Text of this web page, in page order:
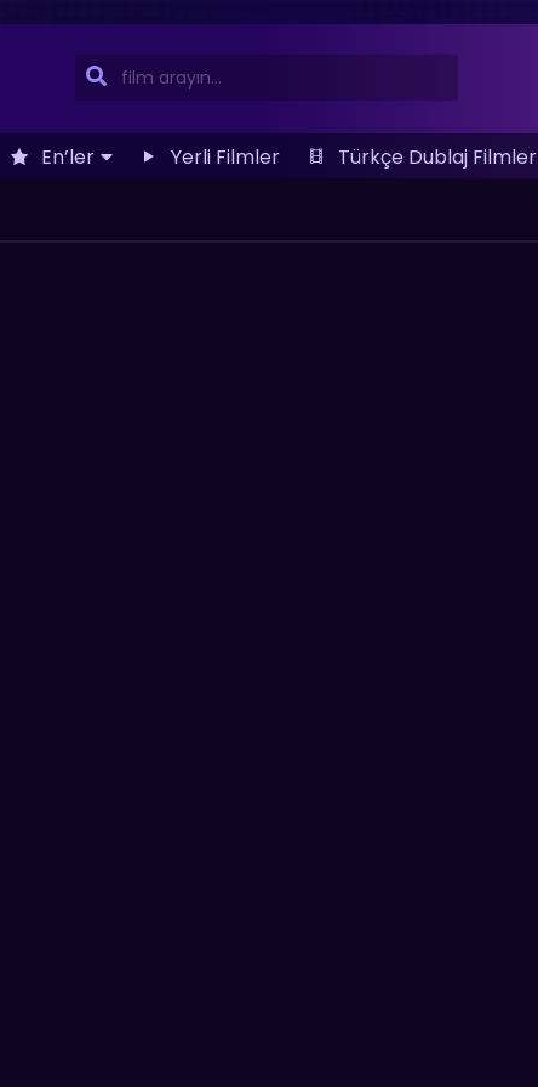
En’ler Yerli Filmler Türkçe Dublaj Filmler